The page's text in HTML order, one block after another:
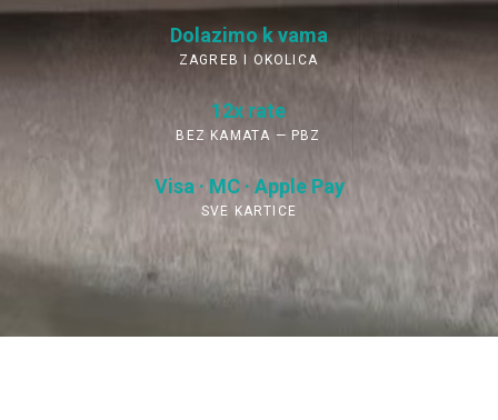
Dolazimo k vama
ZAGREB I OKOLICA
12x rate
BEZ KAMATA — PBZ
Visa · MC · Apple Pay
SVE KARTICE